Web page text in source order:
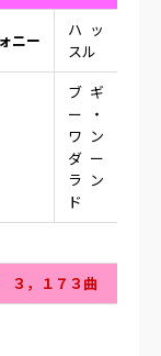
ニー
ハッ
スル
ブギ
ー・
ワン
ダー
ラン
ド
，１７３曲